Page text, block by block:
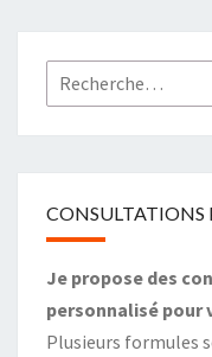
Rechercher :
CONSULTATIONS
Je propose des
personnalisé pour
Plusieurs formules